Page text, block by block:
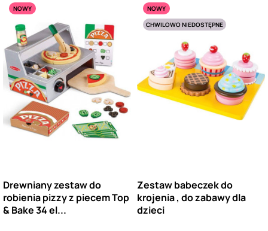
NOWY
Drewniany zestaw do
robienia pizzy z piecem Top
& Bake 34 el...
NOWY
CHWILOWO NIEDOSTĘPNE
Zestaw babeczek do
krojenia , do zabawy dla
dzieci